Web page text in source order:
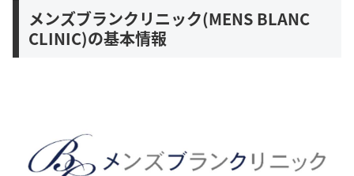
メンズブランクリニック(MENS BLANC
CLINIC)の基本情報